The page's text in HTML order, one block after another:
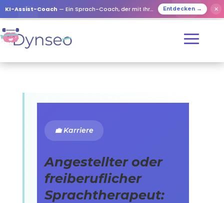
KI-Assist-Coach — Ein Sprach-Coach, der mit Ihren Lieben spielt Entdecken → ✕
💼 Karriere
Angestellter oder
freiberuflicher
Sprachtherapeut: